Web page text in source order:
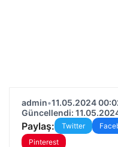
admin•11.05.2024
Güncellendi:
Paylaş: Twitter
Pinterest